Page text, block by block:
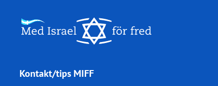
Kontakt/tips MIFF